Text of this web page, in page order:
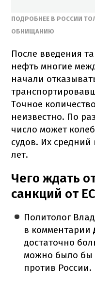
ПОДРОБНЕЕ В РОССИИ
ОБНИЩАНИЮ
После введения
нефть многие
начали
Точное
неизвестно. По
число может
судов. Их средний
лет.
Чего ждать
санкций от ЕС
Политолог
в комментарии
достаточно
можно было бы
против России.